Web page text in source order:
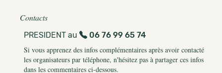
Contacts
PRESIDENT au
06 76 99 65 74
Si vous apprenez des infos complémentaires après avoir contacté
les organisateurs par téléphone, n'hésitez pas à partager ces infos
dans les commentaires ci-dessous.